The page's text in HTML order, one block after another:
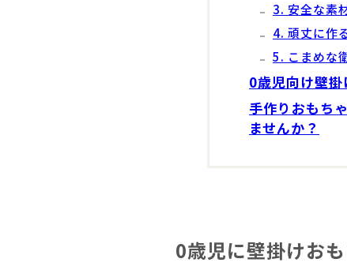
3. 安全な素
4. 頑丈に作
5. こまめな
0歳児向け壁
手作りおもち
ませんか？
0歳児に壁掛けお